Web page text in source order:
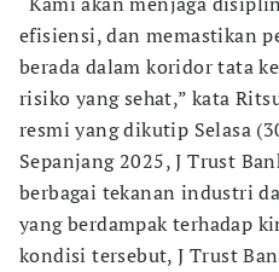
efisiensi, dan memastikan
berada dalam koridor tata
risiko yang sehat,” kata
resmi yang dikutip Selasa
Sepanjang 2025, J Trust
berbagai tekanan industri
yang berdampak terhadap
kondisi tersebut, J Trust